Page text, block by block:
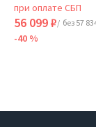
при оплате СБП
56 099 ₽/ без 57
-40 %